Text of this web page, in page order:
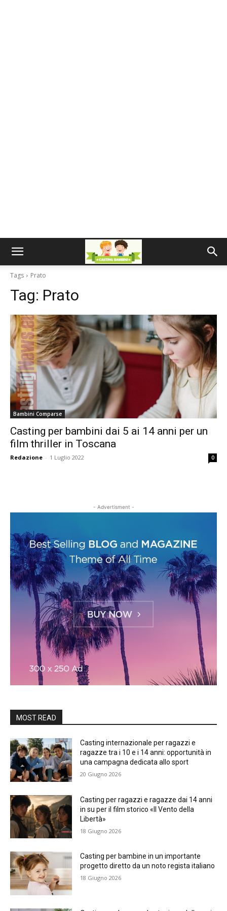
Tags Prato
Tag: Prato
Bambini Comparse
Casting per bambini dai 5 ai 14 anni per un
film thriller in Toscana
Redazione - 1 Luglio 2022 0
- Advertisment -
MOST READ
Casting internazionale per ragazzi e
ragazze tra i 10 e i 14 anni: opportunità in
una campagna dedicata allo sport
20 Giugno 2026
Casting per ragazzi e ragazze dai 14 anni
in su per il film storico «Il Vento della
Libertà»
18 Giugno 2026
Casting per bambine in un importante
progetto diretto da un noto regista italiano
18 Giugno 2026